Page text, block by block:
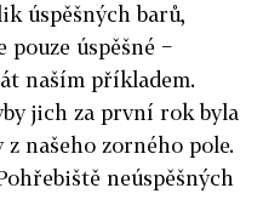
úspěšných barů,
úspěšné −
naším příkladem.
jich za první rok byla
našeho zorného pole.
neúspěšných